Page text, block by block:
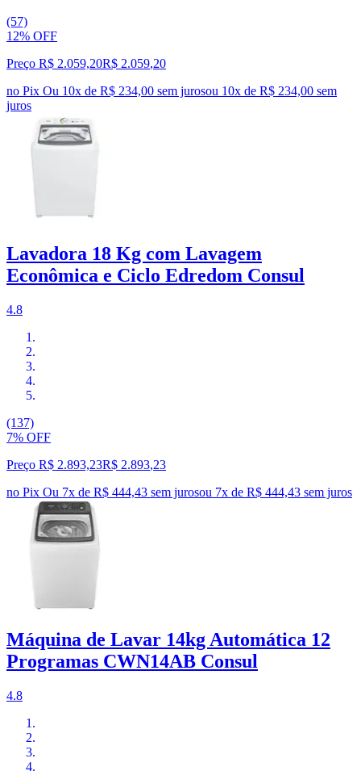
(57)
12% OFF
Preço R$ 2.059,20R$ 2.059,20
no Pix Ou 10x de R$ 234,00 sem jurosou 10x de R$ 234,00 sem
juros
Lavadora 18 Kg com Lavagem
Econômica e Ciclo Edredom Consul
4.8
(137)
7% OFF
Preço R$ 2.893,23R$ 2.893,23
no Pix Ou 7x de R$ 444,43 sem jurosou 7x de R$ 444,43 sem juros
Máquina de Lavar 14kg Automática 12
Programas CWN14AB Consul
4.8